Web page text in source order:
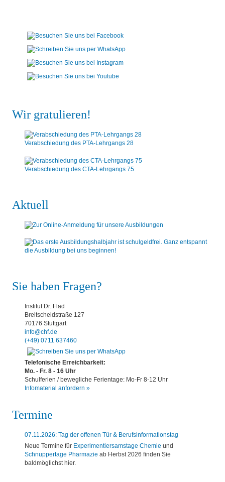
Wir gratulieren!
Verabschiedung des PTA-Lehrgangs 28
Verabschiedung des CTA-Lehrgangs 75
Aktuell
Sie haben Fragen?
Institut Dr. Flad
Breitscheidstraße 127
70176 Stuttgart
info@chf.de
(+49) 0711 637460
Telefonische Erreichbarkeit:
Mo. - Fr. 8 - 16 Uhr
Schulferien / bewegliche Ferientage: Mo-Fr 8-12 Uhr
Infomaterial anfordern »
Termine
07.11.2026: Tag der offenen Tür & Berufsinformationstag
Neue Termine für Experimentiersamstage Chemie und
Schnuppertage Pharmazie ab Herbst 2026 finden Sie
baldmöglichst hier.